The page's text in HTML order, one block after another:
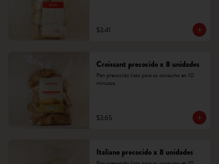
$3.41
Croissant precocido x 8 unidades
Pan precocido listo para su consumo en 10
minutos.
$3.65
Italiano precocido x 8 unidades